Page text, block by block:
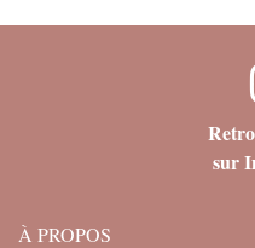
sur
À PROPOS